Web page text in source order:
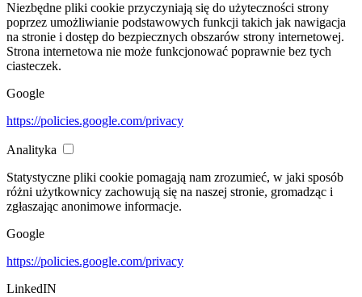
Niezbędne pliki cookie przyczyniają się do użyteczności strony
poprzez umożliwianie podstawowych funkcji takich jak nawigacja
na stronie i dostęp do bezpiecznych obszarów strony internetowej.
Strona internetowa nie może funkcjonować poprawnie bez tych
ciasteczek.
Google
https://policies.google.com/privacy
Analityka
Statystyczne pliki cookie pomagają nam zrozumieć, w jaki sposób
różni użytkownicy zachowują się na naszej stronie, gromadząc i
zgłaszając anonimowe informacje.
Google
https://policies.google.com/privacy
LinkedIN